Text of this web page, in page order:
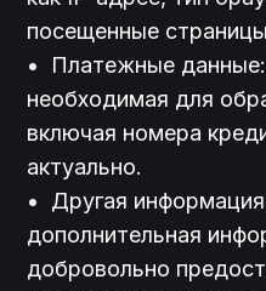
посещенные
•	Платежные данные: информация,
необходимая для
включая номера
актуально.
•	Другая информация: любая
дополнительная
добровольно